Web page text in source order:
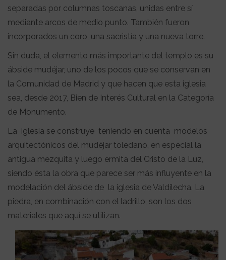
separadas por columnas toscanas, unidas entre sí
mediante arcos de medio punto. También fueron
incorporados un coro, una sacristía y una nueva torre.
Sin duda, el elemento más importante del templo es su
ábside mudéjar, uno de los pocos que se conservan en
la Comunidad de Madrid y que hacen que esta iglesia
sea, desde 2017, Bien de Interés Cultural en la Categoría
de Monumento.
La iglesia se construye teniendo en cuenta modelos
arquitectónicos del mudéjar toledano, en especial la
antigua mezquita y luego ermita del Cristo de la Luz,
siendo ésta la obra que parece ser más influyente en la
modelación del ábside de la iglesia de Valdilecha. La
piedra, en combinación con el ladrillo, son los dos
materiales que aquí se utilizan.